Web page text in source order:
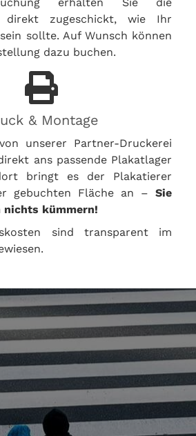
direkt zugeschickt, wie Ihr
sein sollte. Auf Wunsch können
dazu buchen.
& Montage
unserer Partner-Druckerei
ans passende Plakatlager
bringt es der Plakatierer
gebuchten Fläche an – Sie
nichts kümmern!
sind transparent im